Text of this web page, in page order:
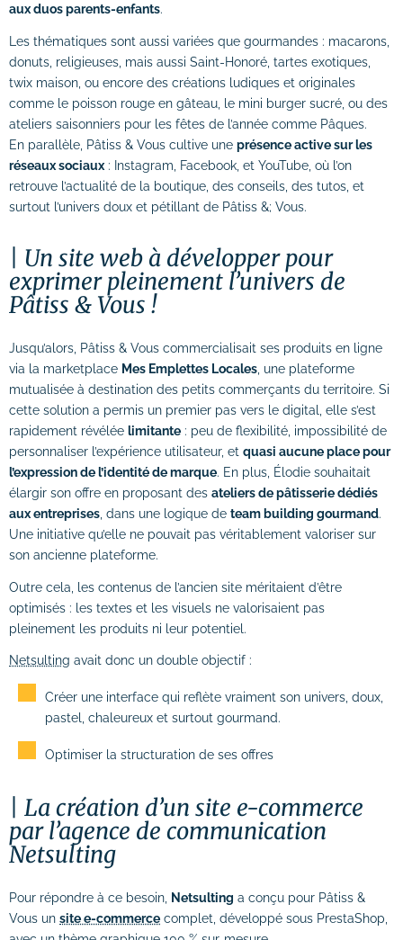
aux duos parents-enfants.
Les thématiques sont aussi variées que gourmandes : macarons,
donuts, religieuses, mais aussi Saint-Honoré, tartes exotiques,
twix maison, ou encore des créations ludiques et originales
comme le poisson rouge en gâteau, le mini burger sucré, ou des
ateliers saisonniers pour les fêtes de l’année comme Pâques.
En parallèle, Pâtiss & Vous cultive une présence active sur les
réseaux sociaux : Instagram, Facebook, et YouTube, où l’on
retrouve l’actualité de la boutique, des conseils, des tutos, et
surtout l’univers doux et pétillant de Pâtiss &; Vous.
Un site web à développer pour
exprimer pleinement l’univers de
Pâtiss & Vous !
Jusqu’alors, Pâtiss & Vous commercialisait ses produits en ligne
via la marketplace Mes Emplettes Locales , une plateforme
mutualisée à destination des petits commerçants du territoire. Si
cette solution a permis un premier pas vers le digital, elle s’est
rapidement révélée limitante : peu de flexibilité, impossibilité de
personnaliser l’expérience utilisateur, et quasi aucune place pour
l’expression de l’identité de marque. En plus, Élodie souhaitait
élargir son offre en proposant des ateliers de pâtisserie dédiés
aux entreprises , dans une logique de team building gourmand.
Une initiative qu’elle ne pouvait pas véritablement valoriser sur
son ancienne plateforme.
Outre cela, les contenus de l’ancien site méritaient d’être
optimisés : les textes et les visuels ne valorisaient pas
pleinement les produits ni leur potentiel.
Netsulting avait donc un double objectif :
Créer une interface qui reflète vraiment son univers, doux,
pastel, chaleureux et surtout gourmand.
Optimiser la structuration de ses offres
La création d’un site e-commerce
par l’agence de communication
Netsulting
Pour répondre à ce besoin, Netsulting a conçu pour Pâtiss &
Vous un site e-commerce complet, développé sous PrestaShop,